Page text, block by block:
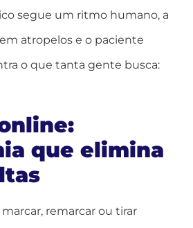
segue um ritmo humano, a
atropelos e o paciente
o que tanta gente busca:
que elimina
remarcar ou tirar